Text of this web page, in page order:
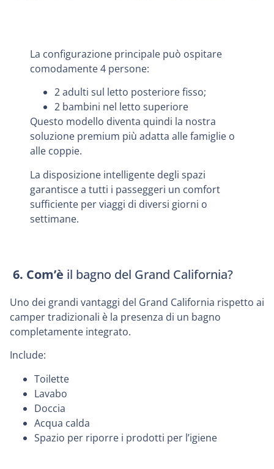
La configurazione principale può ospitare
comodamente 4 persone:
2 adulti sul letto posteriore fisso;
2 bambini nel letto superiore
Questo modello diventa quindi la nostra
soluzione premium più adatta alle famiglie o
alle coppie.
La disposizione intelligente degli spazi
garantisce a tutti i passeggeri un comfort
sufficiente per viaggi di diversi giorni o
settimane.
6. Com’è il bagno del Grand California?
Uno dei grandi vantaggi del Grand California rispetto ai
camper tradizionali è la presenza di un bagno
completamente integrato.
Include:
Toilette
Lavabo
Doccia
Acqua calda
Spazio per riporre i prodotti per l’igiene